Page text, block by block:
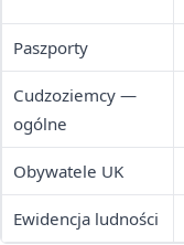
Paszporty
Cudzoziemcy —
ogólne
Obywatele UK
Ewidencja ludności